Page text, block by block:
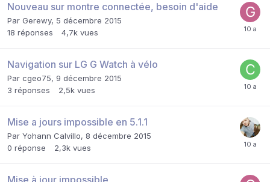
Nouveau sur montre connectée, besoin d'aide
Par Gerewy, 5 décembre 2015
18 réponses 4,7k vues
Navigation sur LG G Watch à vélo
Par cgeo75, 9 décembre 2015
3 réponses 2,5k vues
Mise a jours impossible en 5.1.1
Par Yohann Calvillo, 8 décembre 2015
0 réponse 2,3k vues